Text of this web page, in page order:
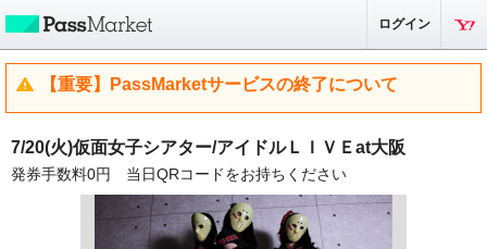
ログイン
【重要】PassMarketサービスの終了について
7/20(火)仮面女子シアター/アイドルＬＩＶＥat大阪
発券手数料0円 当日QRコードをお持ちください